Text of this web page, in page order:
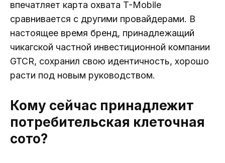
впечатляет карта охвата T-Mobile
сравнивается с другими провайдерами. В
настоящее время бренд, принадлежащий
чикагской частной инвестиционной компании
GTCR, сохранил свою идентичность, хорошо
расти под новым руководством.
Кому сейчас принадлежит
потребительская клеточная
сото?